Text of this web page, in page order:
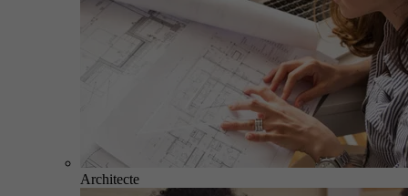
Architecte